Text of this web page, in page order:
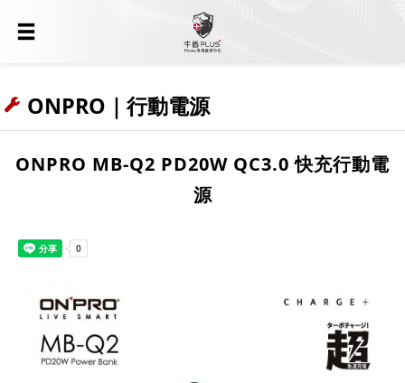
ONPRO｜行動電源
ONPRO MB-Q2 PD20W QC3.0 快充行動電
源